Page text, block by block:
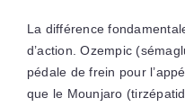
La différence
d’action. Ozempic
pédale de frein pour
que le Mounjaro